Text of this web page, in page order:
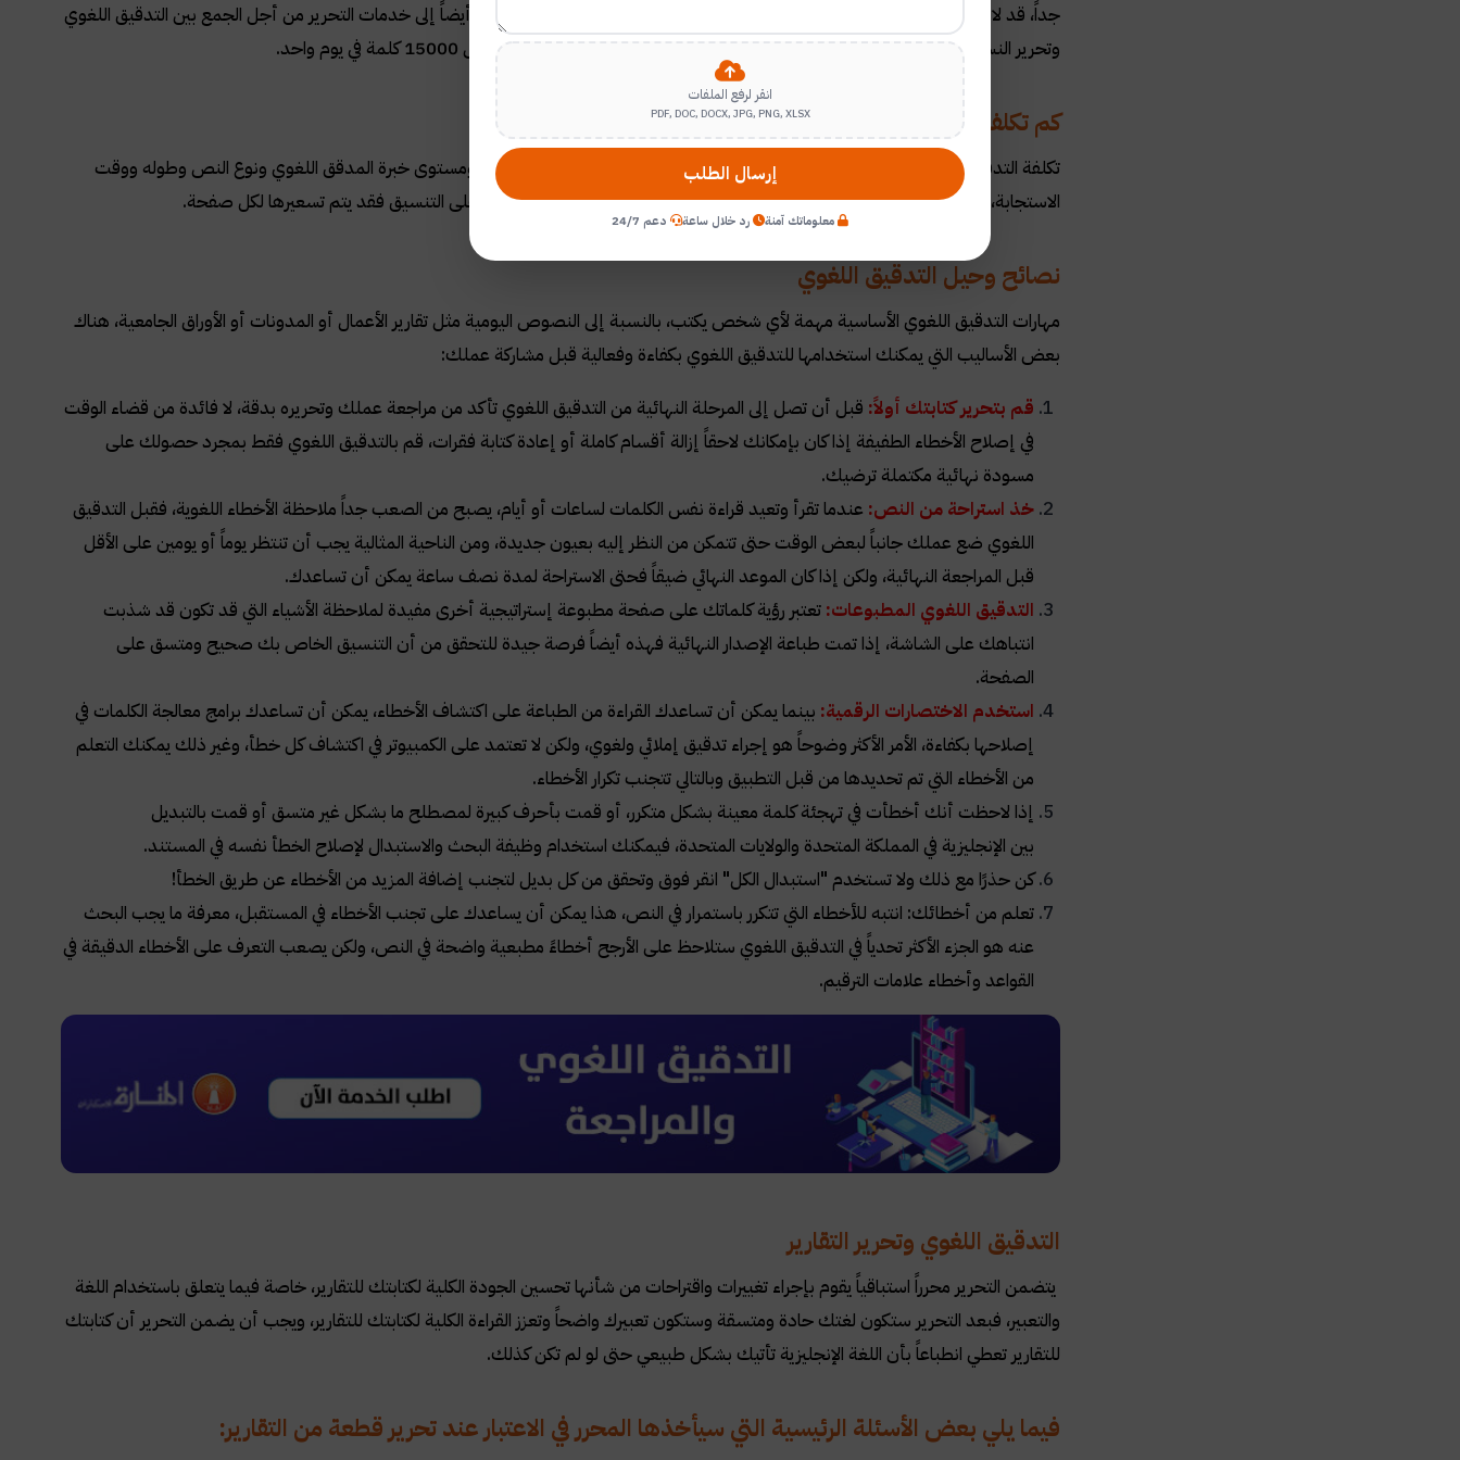
جداً، قد لا يكون من الممكن إكمال المهمة في غضون 24 ساعة، خاصة إذا كنت بحاجة أيضاً إلى خدمات التحرير من أجل الجمع بين التدقيق اللغوي
وتحرير النسخ، يمكنك أن تتوقع من مدقق لغوي متمرس إكمال ما يقرب من 10000 إلى 15000 كلمة في يوم واحد.
كم تكلفة التدقيق اللغوي؟
تكلفة التدقيق تختلف على نطاق واسع، يعتمد السعر جزئياً على موقع المدقق اللغوي ومستوى خبرة المدقق اللغوي ونوع النص وطوله ووقت
الاستجابة، فتحسب المعدلات عادة لكل كلمة أو بالساعة، فإذا كانت الخدمة تركز أيضاً على التنسيق فقد يتم تسعيرها لكل صفحة.
نصائح وحيل التدقيق اللغوي
مهارات التدقيق اللغوي الأساسية مهمة لأي شخص يكتب، بالنسبة إلى النصوص اليومية مثل تقارير الأعمال أو المدونات أو الأوراق الجامعية، هناك
بعض الأساليب التي يمكنك استخدامها للتدقيق اللغوي بكفاءة وفعالية قبل مشاركة عملك:
قم بتحرير كتابتك أولاً: قبل أن تصل إلى المرحلة النهائية من التدقيق اللغوي تأكد من مراجعة عملك وتحريره بدقة، لا فائدة من قضاء الوقت
في إصلاح الأخطاء الطفيفة إذا كان بإمكانك لاحقاً إزالة أقسام كاملة أو إعادة كتابة فقرات، قم بالتدقيق اللغوي فقط بمجرد حصولك على
مسودة نهائية مكتملة ترضيك.
خذ استراحة من النص: عندما تقرأ وتعيد قراءة نفس الكلمات لساعات أو أيام، يصبح من الصعب جداً ملاحظة الأخطاء اللغوية، فقبل التدقيق
اللغوي ضع عملك جانباً لبعض الوقت حتى تتمكن من النظر إليه بعيون جديدة، ومن الناحية المثالية يجب أن تنتظر يوماً أو يومين على الأقل
قبل المراجعة النهائية، ولكن إذا كان الموعد النهائي ضيقاً فحتى الاستراحة لمدة نصف ساعة يمكن أن تساعدك.
التدقيق اللغوي المطبوعات: تعتبر رؤية كلماتك على صفحة مطبوعة إستراتيجية أخرى مفيدة لملاحظة الأشياء التي قد تكون قد شذبت
انتباهك على الشاشة، إذا تمت طباعة الإصدار النهائية فهذه أيضاً فرصة جيدة للتحقق من أن التنسيق الخاص بك صحيح ومتسق على
الصفحة.
استخدم الاختصارات الرقمية: بينما يمكن أن تساعدك القراءة من الطباعة على اكتشاف الأخطاء، يمكن أن تساعدك برامج معالجة الكلمات في
إصلاحها بكفاءة، الأمر الأكثر وضوحاً هو إجراء تدقيق إملائي ولغوي، ولكن لا تعتمد على الكمبيوتر في اكتشاف كل خطأ، وغير ذلك يمكنك التعلم
من الأخطاء التي تم تحديدها من قبل التطبيق وبالتالي تتجنب تكرار الأخطاء.
إذا لاحظت أنك أخطأت في تهجئة كلمة معينة بشكل متكرر، أو قمت بأحرف كبيرة لمصطلح ما بشكل غير متسق أو قمت بالتبديل
بين الإنجليزية في المملكة المتحدة والولايات المتحدة، فيمكنك استخدام وظيفة البحث والاستبدال لإصلاح الخطأ نفسه في المستند.
كن حذرًا مع ذلك ولا تستخدم "استبدال الكل" انقر فوق وتحقق من كل بديل لتجنب إضافة المزيد من الأخطاء عن طريق الخطأ!
تعلم من أخطائك: انتبه للأخطاء التي تتكرر باستمرار في النص، هذا يمكن أن يساعدك على تجنب الأخطاء في المستقبل، معرفة ما يجب البحث
عنه هو الجزء الأكثر تحدياً في التدقيق اللغوي ستلاحظ على الأرجح أخطاءً مطبعية واضحة في النص، ولكن يصعب التعرف على الأخطاء الدقيقة في
القواعد وأخطاء علامات الترقيم.
التدقيق اللغوي وتحرير التقارير
يتضمن التحرير محرراً استباقياً يقوم بإجراء تغييرات واقتراحات من شأنها تحسين الجودة الكلية لكتابتك للتقارير، خاصة فيما يتعلق باستخدام اللغة
والتعبير، فبعد التحرير ستكون لغتك حادة ومتسقة وستكون تعبيرك واضحاً وتعزز القراءة الكلية لكتابتك للتقارير، ويجب أن يضمن التحرير أن كتابتك
للتقارير تعطي انطباعاً بأن اللغة الإنجليزية تأتيك بشكل طبيعي حتى لو لم تكن كذلك.
فيما يلي بعض الأسئلة الرئيسية التي سيأخذها المحرر في الاعتبار عند تحرير قطعة من التقارير:
انقر لرفع الملفات
PDF, DOC, DOCX, JPG, PNG, XLSX
إرسال الطلب
معلوماتك آمنة رد خلال ساعة دعم 24/7